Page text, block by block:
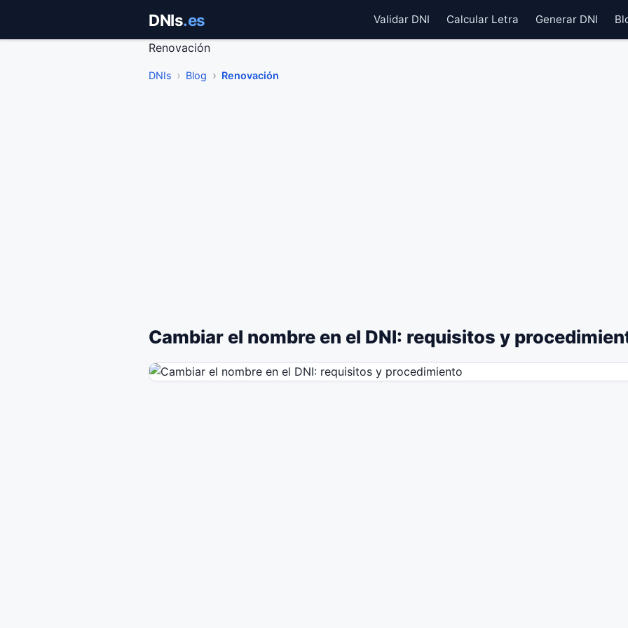
contenido
DNIs.es Validar DNI Calcular Letra Generar DNI
Renovación
DNIs Blog Renovación
Cambiar el nombre en el DNI: requisitos y